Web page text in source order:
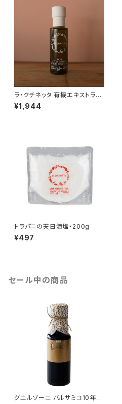
ラ・クチネッタ 有機エキストラバ
ージンオリーブオイル
¥1,944
トラパニの天日海塩・200g
¥497
セール中の商品
グエルゾーニ バルサミコ10年熟